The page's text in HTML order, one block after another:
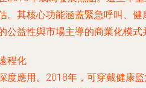
。其核心功能涵蓋緊急呼叫、
公益性與市場主導的商業化模式
程化
度應用。2018年，可穿戴健康